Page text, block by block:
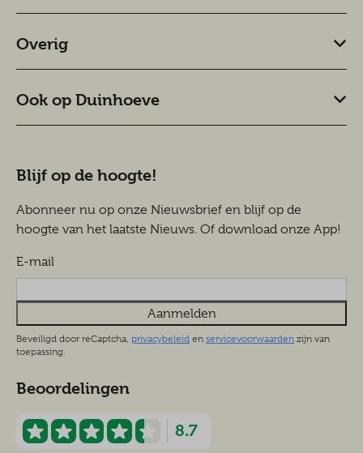
Overig
Ook op Duinhoeve
Blijf op de hoogte!
Abonneer nu op onze Nieuwsbrief en blijf op de
hoogte van het laatste Nieuws. Of download onze App!
E-mail
Aanmelden
Beveiligd door reCaptcha, privacybeleid en servicevoorwaarden zijn van
toepassing.
Beoordelingen
8.7